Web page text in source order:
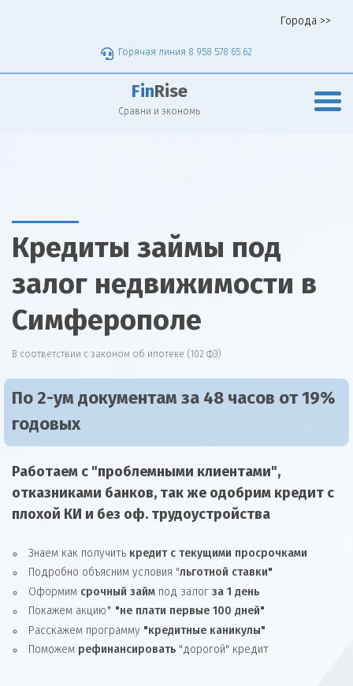
Города >>
Горячая линия 8 958 578 65 62
Fin Rise
Сравни и экономь
Кредиты займы под
залог недвижимости в
Симферополе
В соответствии с законом об ипотеке (102 ФЗ)
По 2-ум документам за 48 часов от 19%
годовых
Работаем с "проблемными клиентами",
отказниками банков, так же одобрим кредит с
плохой КИ и без оф. трудоустройства
Знаем как получить кредит с текущими просрочками
Подробно объясним условия "льготной ставки"
Оформим срочный займ под залог за 1 день
Покажем акцию* "не плати первые 100 дней"
Расскажем программу "кредитные каникулы"
Поможем рефинансировать "дорогой" кредит